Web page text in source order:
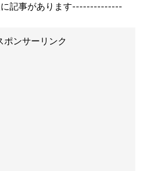
記事があります--------------
ポンサーリンク